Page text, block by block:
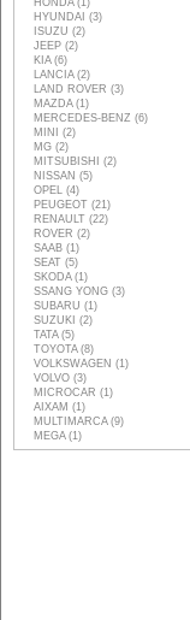
HONDA (1)
HYUNDAI (3)
ISUZU (2)
JEEP (2)
KIA (6)
LANCIA (2)
LAND ROVER (3)
MAZDA (1)
MERCEDES-BENZ (6)
MINI (2)
MG (2)
MITSUBISHI (2)
NISSAN (5)
OPEL (4)
PEUGEOT (21)
RENAULT (22)
ROVER (2)
SAAB (1)
SEAT (5)
SKODA (1)
SSANG YONG (3)
SUBARU (1)
SUZUKI (2)
TATA (5)
TOYOTA (8)
VOLKSWAGEN (1)
VOLVO (3)
MICROCAR (1)
AIXAM (1)
MULTIMARCA (9)
MEGA (1)